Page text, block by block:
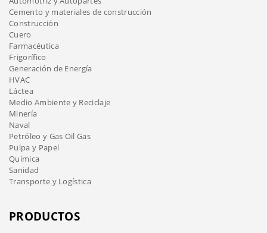
Cemento y materiales de construcción
Construcción
Cuero
Farmacéutica
Frigorífico
Generación de Energía
HVAC
Láctea
Medio Ambiente y Reciclaje
Minería
Naval
Petróleo y Gas Oil Gas
Pulpa y Papel
Química
Sanidad
Transporte y Logística
PRODUCTOS